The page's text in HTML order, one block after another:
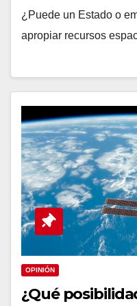
¿Puede un Estado o
apropiar recursos
OPINIÓN
¿Qué